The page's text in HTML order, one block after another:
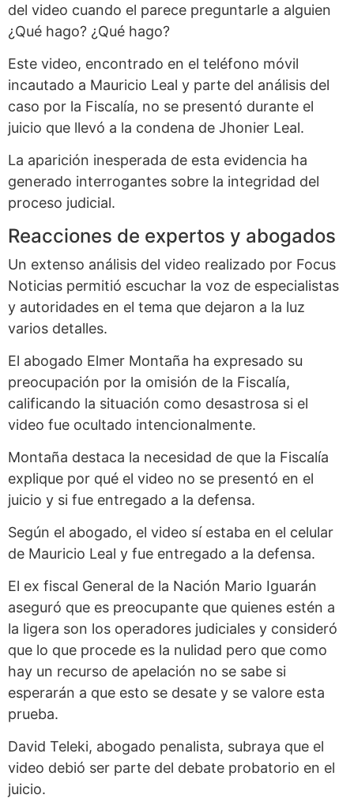
del video cuando el parece preguntarle a alguien
¿Qué hago? ¿Qué hago?
Este video, encontrado en el teléfono móvil
incautado a Mauricio Leal y parte del análisis del
caso por la Fiscalía, no se presentó durante el
juicio que llevó a la condena de Jhonier Leal.
La aparición inesperada de esta evidencia ha
generado interrogantes sobre la integridad del
proceso judicial.
Reacciones de expertos y abogados
Un extenso análisis del video realizado por Focus
Noticias permitió escuchar la voz de especialistas
y autoridades en el tema que dejaron a la luz
varios detalles.
El abogado Elmer Montaña ha expresado su
preocupación por la omisión de la Fiscalía,
calificando la situación como desastrosa si el
video fue ocultado intencionalmente.
Montaña destaca la necesidad de que la Fiscalía
explique por qué el video no se presentó en el
juicio y si fue entregado a la defensa.
Según el abogado, el video sí estaba en el celular
de Mauricio Leal y fue entregado a la defensa.
El ex fiscal General de la Nación Mario Iguarán
aseguró que es preocupante que quienes estén a
la ligera son los operadores judiciales y consideró
que lo que procede es la nulidad pero que como
hay un recurso de apelación no se sabe si
esperarán a que esto se desate y se valore esta
prueba.
David Teleki, abogado penalista, subraya que el
video debió ser parte del debate probatorio en el
juicio.